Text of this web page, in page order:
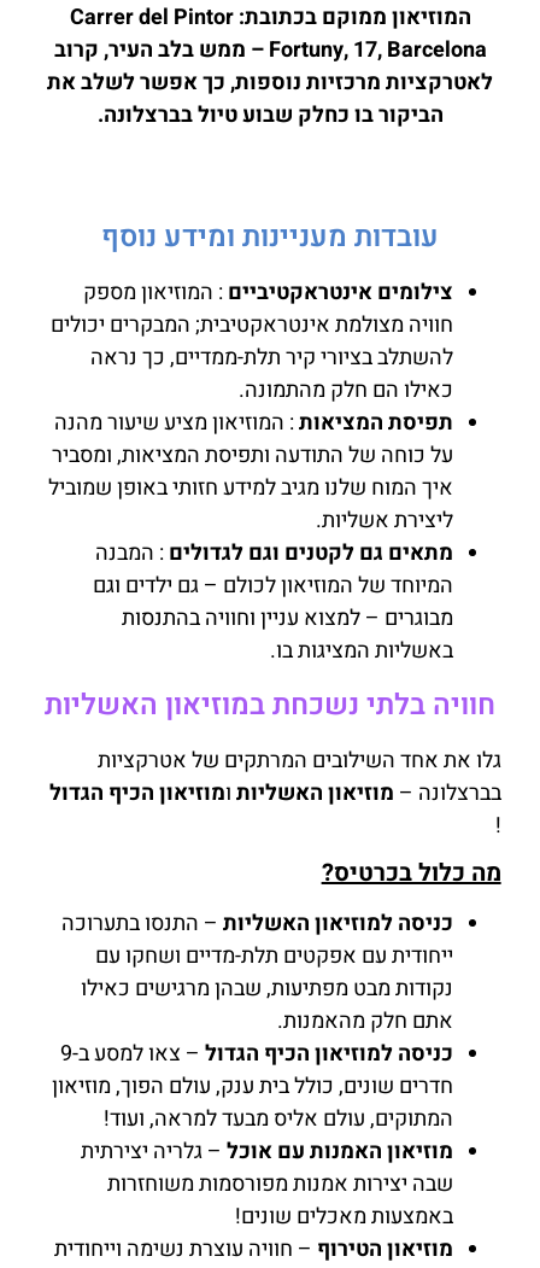
המוזיאון ממוקם בכתובת: Carrer del Pintor
Fortuny, 17, Barcelona – ממש בלב העיר, קרוב
לאטרקציות מרכזיות נוספות, כך אפשר לשלב את
הביקור בו כחלק שבוע טיול בברצלונה.
עובדות מעניינות ומידע נוסף
צילומים אינטראקטיביים: המוזיאון מספק
חוויה מצולמת אינטראקטיבית; המבקרים יכולים
להשתלב בציורי קיר תלת-ממדיים, כך נראה
כאילו הם חלק מהתמונה.
תפיסת המציאות: המוזיאון מציע שיעור מהנה
על כוחה של התודעה ותפיסת המציאות, ומסביר
איך המוח שלנו מגיב למידע חזותי באופן שמוביל
ליצירת אשליות.
מתאים גם לקטנים וגם לגדולים: המבנה
המיוחד של המוזיאון לכולם – גם ילדים וגם
מבוגרים – למצוא עניין וחוויה בהתנסות
באשליות המציגות בו.
חוויה בלתי נשכחת במוזיאון האשליות
גלו את אחד השילובים המרתקים של אטרקציות
בברצלונה – מוזיאון האשליותומוזיאון הכיף הגדול
!
מה כלול בכרטיס?
כניסה למוזיאון האשליות – התנסו בתערוכה
ייחודית עם אפקטים תלת-מדיים ושחקו עם
נקודות מבט מפתיעות, שבהן מרגישים כאילו
אתם חלק מהאמנות.
כניסה למוזיאון הכיף הגדול
– צאו למסע ב-9
חדרים שונים, כולל בית ענק, עולם הפוך, מוזיאון
המתוקים, עולם אליס מבעד למראה, ועוד!
מוזיאון האמנות עם אוכל – גלריה יצירתית
שבה יצירות אמנות מפורסמות משוחזרות
באמצעות מאכלים שונים!
מוזיאון הטירוף – חוויה עוצרת נשימה וייחודית